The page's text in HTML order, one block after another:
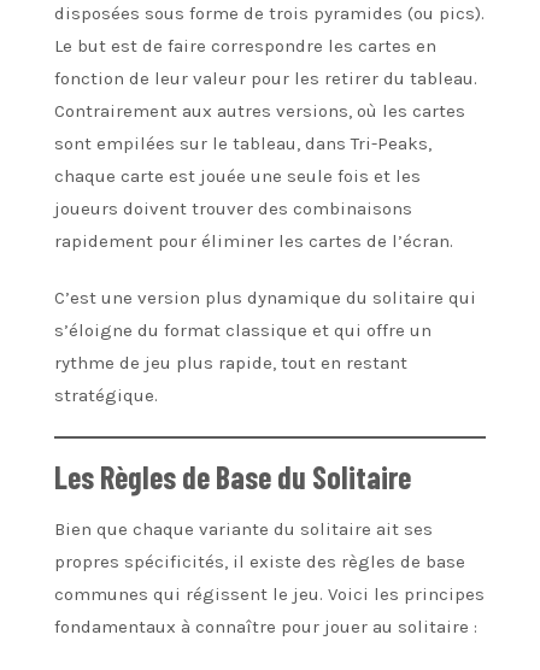
disposées sous forme de trois pyramides (ou pics).
Le but est de faire correspondre les cartes en
fonction de leur valeur pour les retirer du tableau.
Contrairement aux autres versions, où les cartes
sont empilées sur le tableau, dans Tri-Peaks,
chaque carte est jouée une seule fois et les
joueurs doivent trouver des combinaisons
rapidement pour éliminer les cartes de l’écran.
C’est une version plus dynamique du solitaire qui
s’éloigne du format classique et qui offre un
rythme de jeu plus rapide, tout en restant
stratégique.
Les Règles de Base du Solitaire
Bien que chaque variante du solitaire ait ses
propres spécificités, il existe des règles de base
communes qui régissent le jeu. Voici les principes
fondamentaux à connaître pour jouer au solitaire :